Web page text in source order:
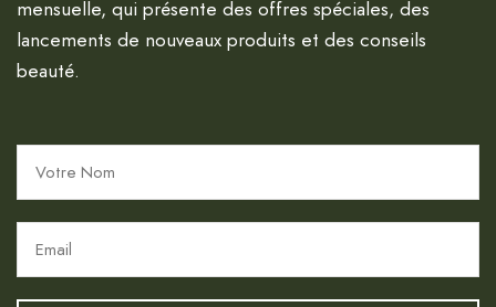
mensuelle, qui présente des offres spéciales, des
lancements de nouveaux produits et des conseils
beauté.